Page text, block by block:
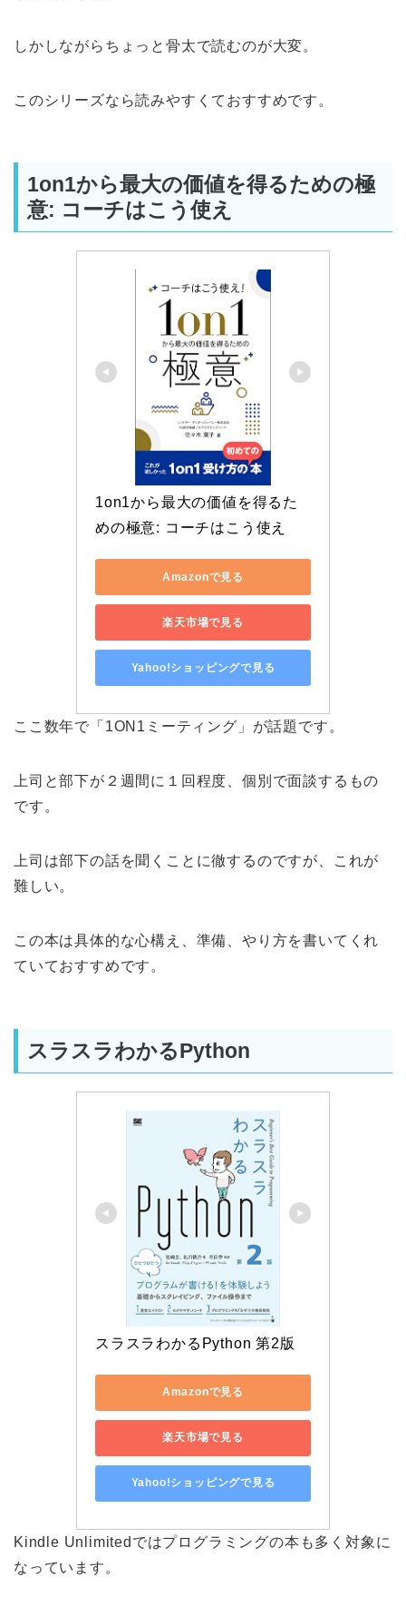
しかしながらちょっと骨太で読むのが大変。
このシリーズなら読みやすくておすすめです。
1on1から最大の価値を得るための極
意: コーチはこう使え
1on1から最大の価値を得るた
めの極意: コーチはこう使え
Amazonで見る
楽天市場で見る
Yahoo!ショッピングで見る
ここ数年で「1ON1ミーティング」が話題です。
上司と部下が２週間に１回程度、個別で面談するもの
です。
上司は部下の話を聞くことに徹するのですが、これが
難しい。
この本は具体的な心構え、準備、やり方を書いてくれ
ていておすすめです。
スラスラわかるPython
スラスラわかるPython 第2版
Amazonで見る
楽天市場で見る
Yahoo!ショッピングで見る
Kindle Unlimitedではプログラミングの本も多く対象に
なっています。